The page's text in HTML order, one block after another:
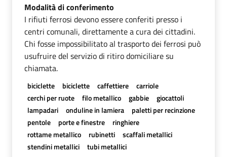
Modalità di conferimento
I rifiuti ferrosi devono essere conferiti presso i
centri comunali, direttamente a cura dei cittadini.
Chi fosse impossibilitato al trasporto dei ferrosi può
usufruire del servizio di ritiro domiciliare su
chiamata.
biciclette biciclette caffettiere
carriole
cerchi per ruote
filo metallico gabbie
giocattoli
lampadari
onduline in lamiera
paletti per recinzione
pentole
porte e finestre
ringhiere
rottame metallico
rubinetti
scaffali metallici
stendini metallici
tubi metallici